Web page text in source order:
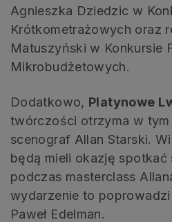
Agnieszka Dziedzic w
Krótkometrażowych oraz
Matuszyński w Konkursie
Mikrobudżetowych.
Dodatkowo, Platynowe
twórczości otrzyma w
scenograf Allan Starski.
będą mieli okazję spotkać
podczas masterclass
wydarzenie to
Paweł Edelman.